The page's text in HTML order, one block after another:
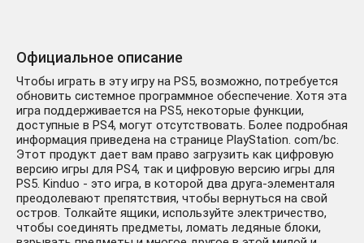
Официальное описание
Чтобы играть в эту игру на PS5, возможно, потребуется
обновить системное программное обеспечение. Хотя эта
игра поддерживается на PS5, некоторые функции,
доступные в PS4, могут отсутствовать. Более подробная
информация приведена на странице PlayStation. com/bc.
Этот продукт дает вам право загрузить как цифровую
версию игры для PS4, так и цифровую версию игры для
PS5. Kinduo - это игра, в которой два друга-элементаля
преодолевают препятствия, чтобы вернуться на свой
остров. Толкайте ящики, используйте электричество,
чтобы соединять предметы, ломать ледяные блоки,